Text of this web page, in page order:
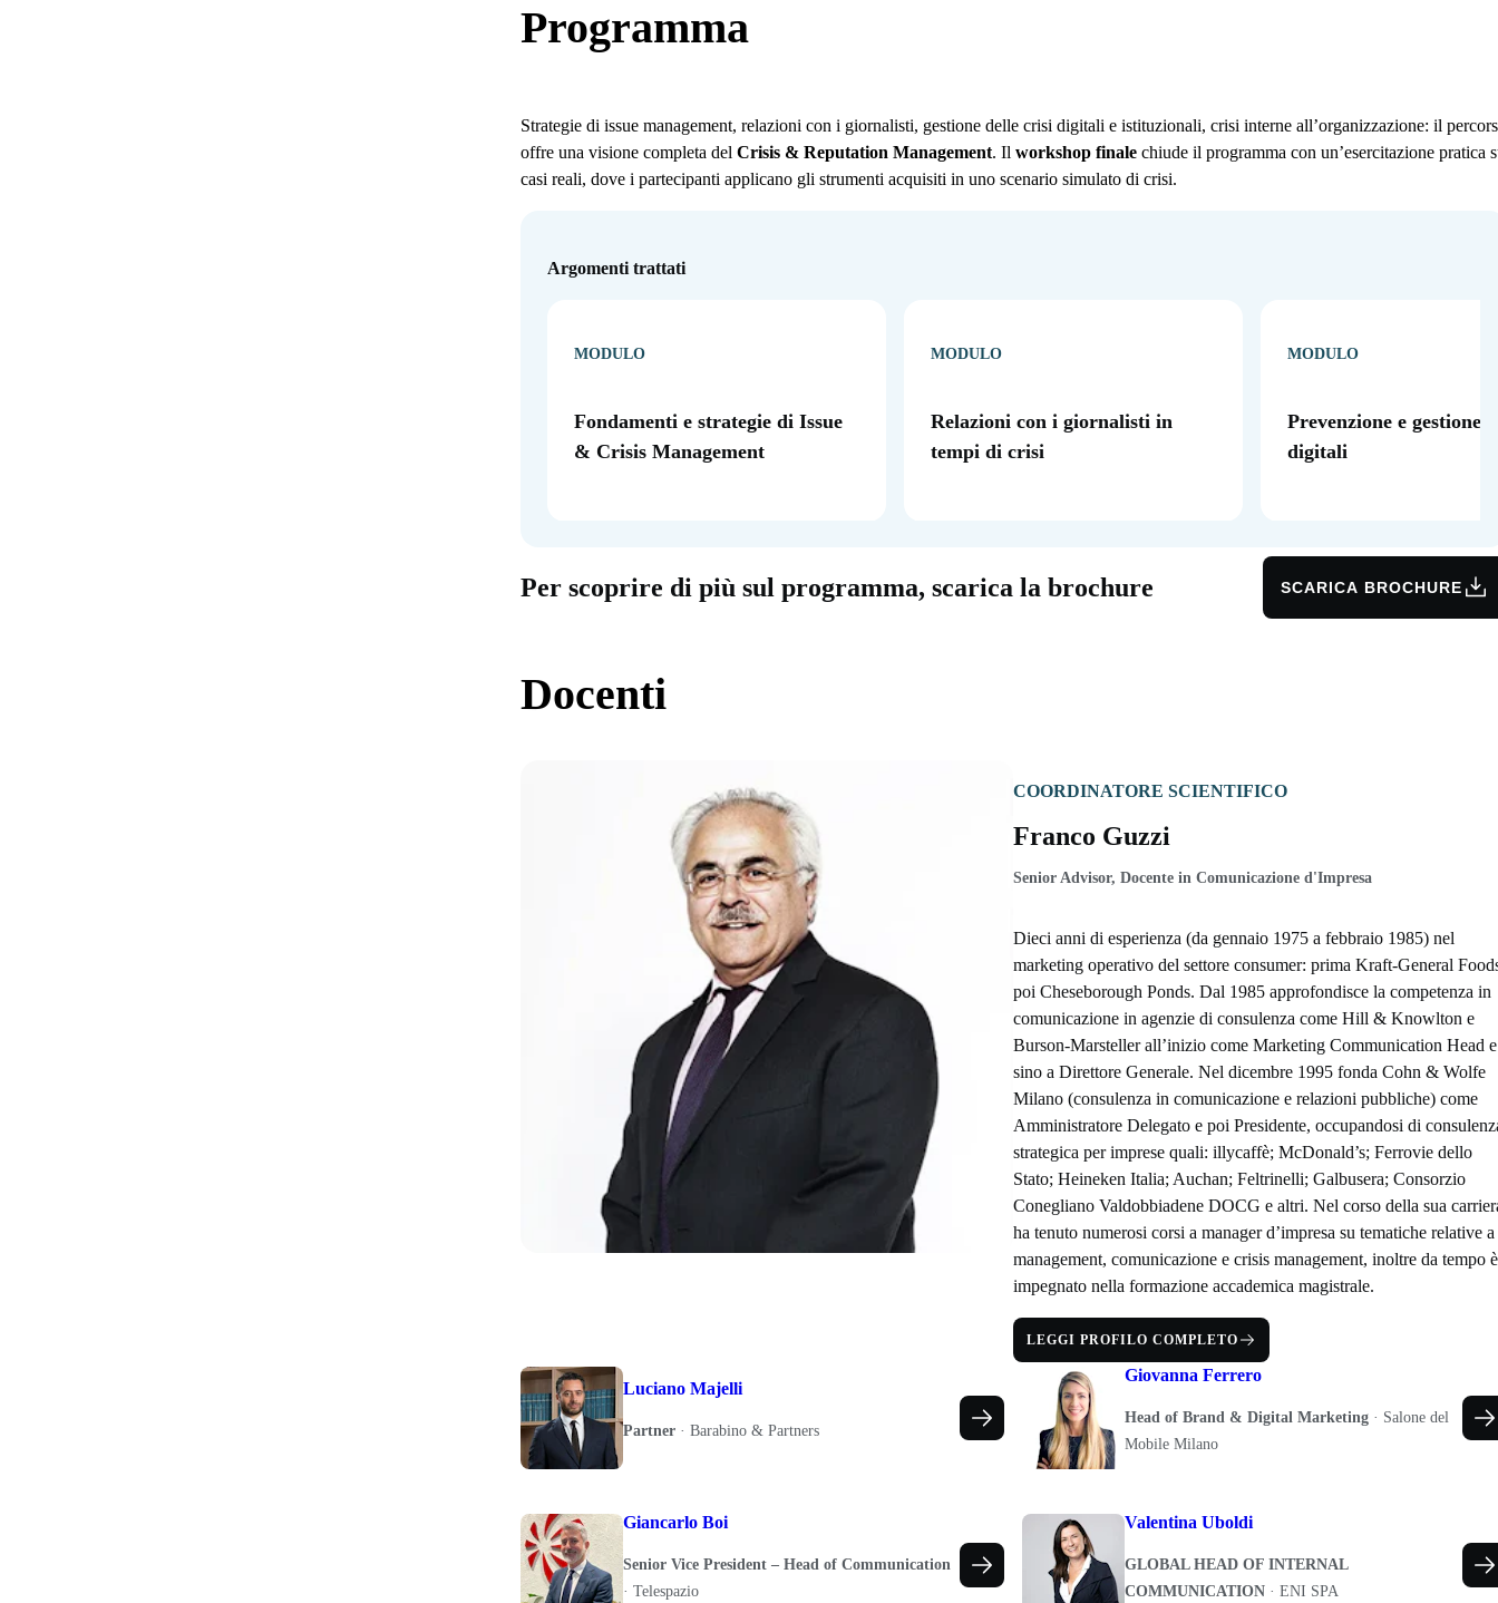
Programma
Strategie di issue management, relazioni con i giornalisti, gestione delle crisi digitali e istituzionali, crisi interne all’organizzazione: il
offre una visione completa del Crisis & Reputation Management. Il workshop finalechiude il programma con un’esercitazione pratica
casi reali, dove i partecipanti applicano gli strumenti acquisiti in uno scenario simulato di crisi.
Argomenti trattati
MODULO
Fondamenti e strategie di Issue
& Crisis Management
MODULO
Relazioni con i giornalisti in
tempi di crisi
MODULO
Prevenzione e gestione
digitali
Per scoprire di più sul programma, scarica la brochure SCARICA BROCHURE
Docenti
COORDINATORE SCIENTIFICO
Franco Guzzi
Senior Advisor, Docente in Comunicazione d'Impresa
Dieci anni di esperienza (da gennaio 1975 a febbraio 1985) nel
marketing operativo del settore consumer: prima Kraft-General
poi Cheseborough Ponds. Dal 1985 approfondisce la competenza in
comunicazione in agenzie di consulenza come Hill & Knowlton e
Burson-Marsteller all’inizio come Marketing Communication Head e
sino a Direttore Generale. Nel dicembre 1995 fonda Cohn & Wolfe
Milano (consulenza in comunicazione e relazioni pubbliche) come
Amministratore Delegato e poi Presidente, occupandosi di
strategica per imprese quali: illycaffè; McDonald’s; Ferrovie dello
Stato; Heineken Italia; Auchan; Feltrinelli; Galbusera; Consorzio
Conegliano Valdobbiadene DOCG e altri. Nel corso della sua
ha tenuto numerosi corsi a manager d’impresa su tematiche relative a
management, comunicazione e crisis management, inoltre da tempo è
impegnato nella formazione accademica magistrale.
LEGGI PROFILO COMPLETO
Luciano Majelli
Partner · Barabino & Partners
Giovanna Ferrero
Head of Brand & Digital Marketing · Salone del
Mobile Milano
Giancarlo Boi
Senior Vice President – Head of Communication
· Telespazio
Valentina Uboldi
GLOBAL HEAD OF INTERNAL
COMMUNICATION · ENI SPA